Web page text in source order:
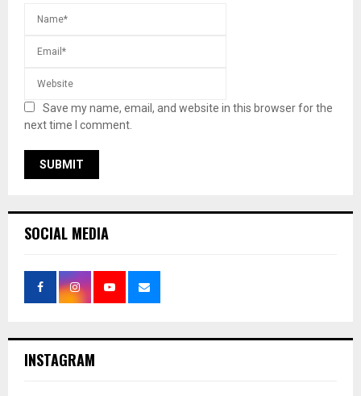
Save my name, email, and website in this browser for the
next time I comment.
SOCIAL MEDIA
INSTAGRAM